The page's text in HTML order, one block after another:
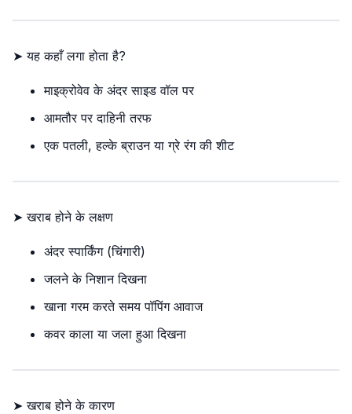
➤ यह कहाँ लगा होता है?
माइक्रोवेव के अंदर साइड वॉल पर
आमतौर पर दाहिनी तरफ
एक पतली, हल्के ब्राउन या ग्रे रंग की शीट
➤ खराब होने के लक्षण
अंदर स्पार्किंग (चिंगारी)
जलने के निशान दिखना
खाना गरम करते समय पॉपिंग आवाज
कवर काला या जला हुआ दिखना
➤ खराब होने के कारण